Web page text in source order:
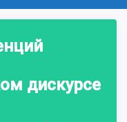
дискурсе